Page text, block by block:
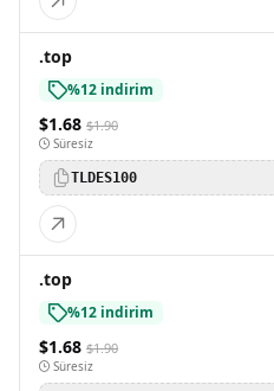
.top
%12 indirim
$1.68 $1.90
Süresiz
TLDES100
.top
%12 indirim
$1.68 $1.90
Süresiz